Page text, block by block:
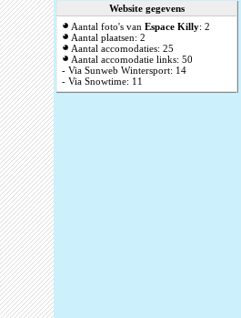
Website gegevens
Aantal foto's van Espace Killy: 2
Aantal plaatsen: 2
Aantal accomodaties: 25
Aantal accomodatie links: 50
- Via Sunweb Wintersport: 14
- Via Snowtime: 11